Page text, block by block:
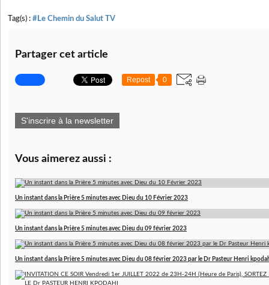
Tag(s) : #Le Chemin du Salut TV
Partager cet article
Repost 0
S'inscrire à la newsletter
Vous aimerez aussi :
Un instant dans la Prière 5 minutes avec Dieu du 10 Février 2023
Un instant dans la Prière 5 minutes avec Dieu du 09 février 2023
Un instant dans la Prière 5 minutes avec Dieu du 08 février 2023 par le Dr Pasteur Henri